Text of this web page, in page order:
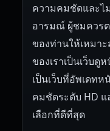
ความคมชัดและไ
อารมณ์ ผู้ชมควรต
ของท่านให้เหมาะ
ของเราเป็นเว็บดู
เป็นเว็บที่อัพเดท
คมชัดระดับ HD แ
เลือกที่ดีที่สุด